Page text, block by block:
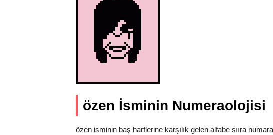
özen İsminin Numeraolojisi
özen isminin baş harflerine karşılık gelen alfabe sııra